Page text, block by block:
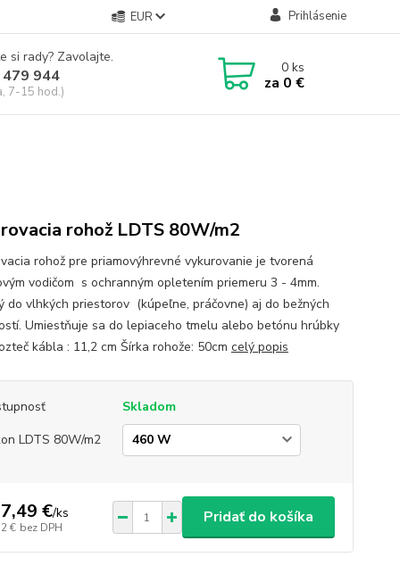
EUR Prihlásenie
si rady? Zavolajte.
944
7-15 hod.)
0ks
za 0 €
rohož LDTS 80W/m2
rohož pre priamovýhrevné vykurovanie je tvorená
vodičom s ochranným opletením priemeru 3 - 4mm.
do vlhkých priestorov (kúpeľne, práčovne) aj do bežných
Umiestňuje sa do lepiaceho tmelu alebo betónu hrúbky
kábla : 11,2 cm Šírka rohože: 50cm celý popis
Skladom
LDTS 80W/m2
€/ks
€ bez DPH
Pridať do košíka